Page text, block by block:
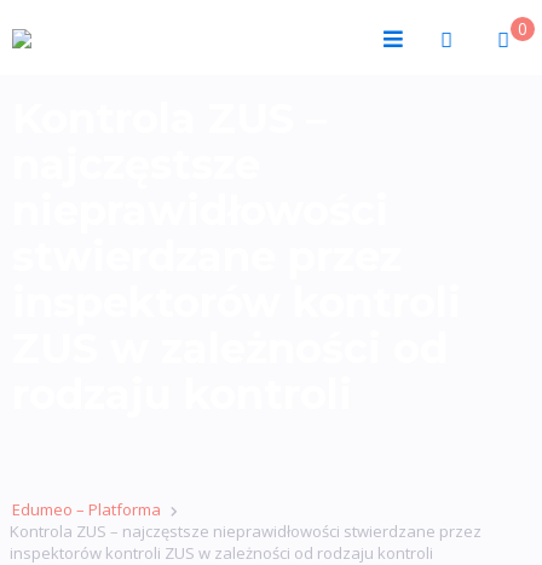
0
Edumeo – Platforma
Kontrola ZUS – najczęstsze nieprawidłowości stwierdzane przez
inspektorów kontroli ZUS w zależności od rodzaju kontroli